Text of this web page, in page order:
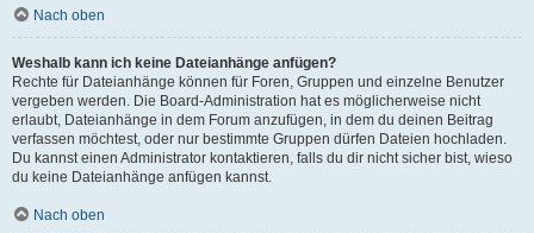
Nach oben
Weshalb kann ich keine Dateianhänge anfügen?
Rechte für Dateianhänge können für Foren, Gruppen und einzelne Benutzer
vergeben werden. Die Board-Administration hat es möglicherweise nicht
erlaubt, Dateianhänge in dem Forum anzufügen, in dem du deinen Beitrag
verfassen möchtest, oder nur bestimmte Gruppen dürfen Dateien hochladen.
Du kannst einen Administrator kontaktieren, falls du dir nicht sicher bist, wieso
du keine Dateianhänge anfügen kannst.
Nach oben